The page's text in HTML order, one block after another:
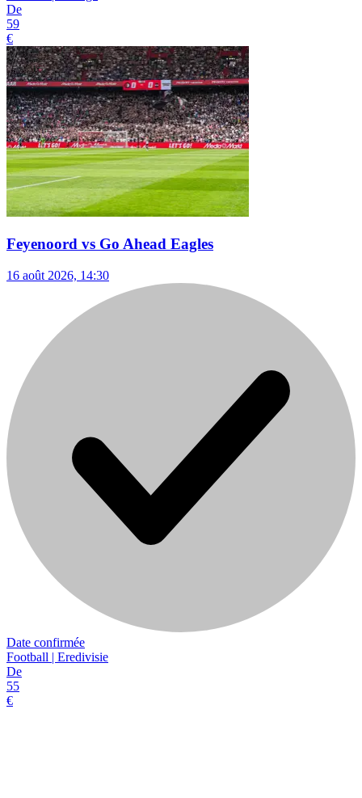
De
59
€
Feyenoord vs Go Ahead Eagles
16 août 2026, 14:30
Date confirmée
Football | Eredivisie
De
55
€